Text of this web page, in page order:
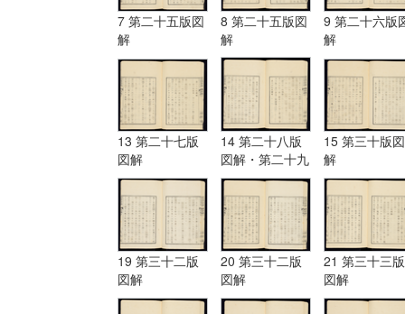
7 第二十五版図
解
8 第二十五版図
解
9 第二十六版
解
13 第二十七版
図解
14 第二十八版
図解・第二十九
版図解
15 第三十版図
解
19 第三十二版
図解
20 第三十二版
図解
21 第三十三版
図解